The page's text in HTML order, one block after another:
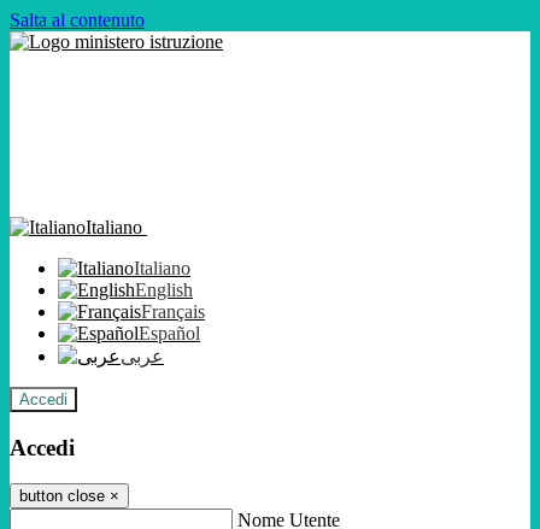
Salta al contenuto
Italiano
Italiano
English
Français
Español
عربى
Accedi
Accedi
button close ×
Nome Utente